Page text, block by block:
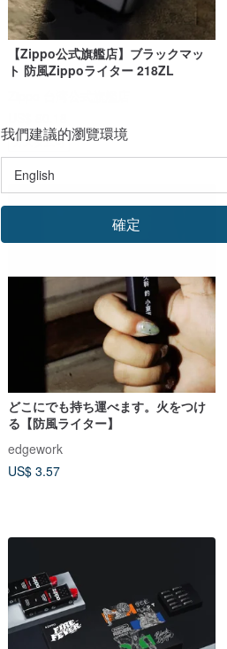
【Zippo公式旗艦店】ブラックマッ
ト 防風Zippoライター 218ZL
カスタム可
どこにでも持ち運べます。火をつけ
る【防風ライター】
edgework
US$ 3.57
我們建議的瀏覽環境
確定